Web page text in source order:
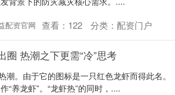
配资官网 查看： 122 分类： 配资门户
圈 热潮之下更需“冷”思考
。由于它的图标是一只红色龙虾而得此名。
“养龙虾”。“龙虾热”的同时，....